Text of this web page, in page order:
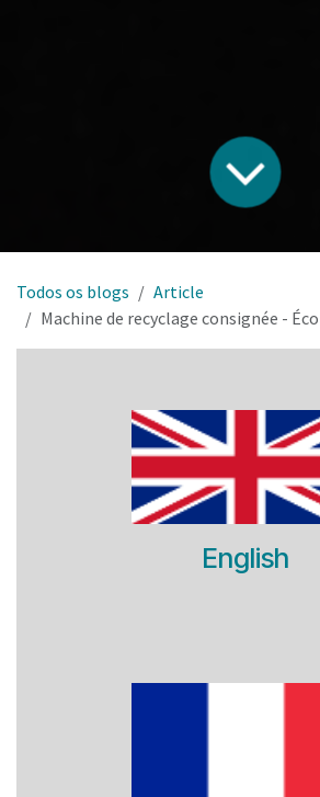
Todos os blogs
Article
Machine de recyclage consignée -
English